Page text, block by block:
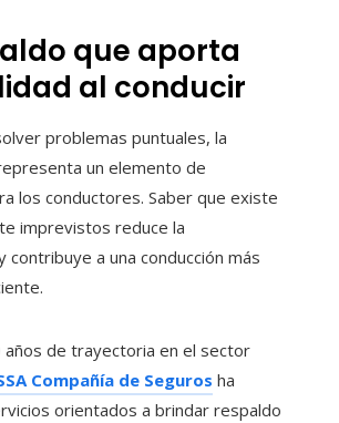
que aporta
al conducir
problemas puntuales, la
un elemento de
los conductores. Saber que existe
imprevistos reduce la
contribuye a una conducción más
años de trayectoria en el sector
Compañía de Seguros ha
orientados a brindar respaldo